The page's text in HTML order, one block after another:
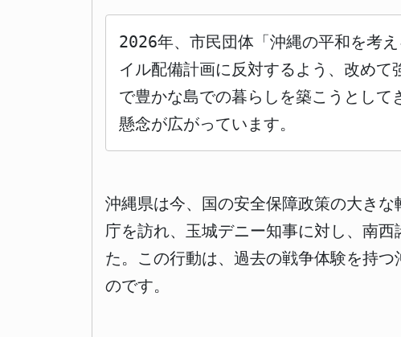
2026年、市民団体「沖縄の平和を考
イル配備計画に反対するよう、改め
で豊かな島での暮らしを築こうとし
懸念が広がっています。
沖縄県は今、国の安全保障政策の大き
庁を訪れ、玉城デニー知事に対し、南
た。この行動は、過去の戦争体験を持
のです。